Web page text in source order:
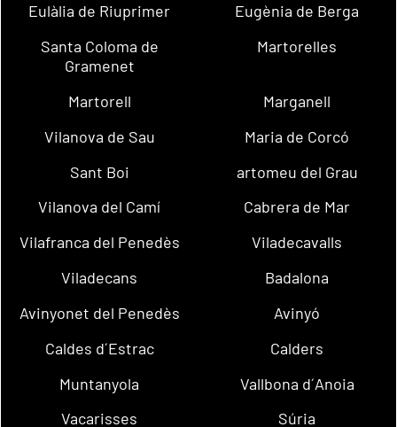
Eulàlia de Riuprimer
Eugènia de Berga
Santa Coloma de
Gramenet
Martorelles
Martorell
Marganell
Vilanova de Sau
Maria de Corcó
Sant Boi
artomeu del Grau
Vilanova del Camí
Cabrera de Mar
Vilafranca del Penedès
Viladecavalls
Viladecans
Badalona
Avinyonet del Penedès
Avinyó
Caldes d´Estrac
Calders
Muntanyola
Vallbona d´Anoia
Vacarisses
Súria